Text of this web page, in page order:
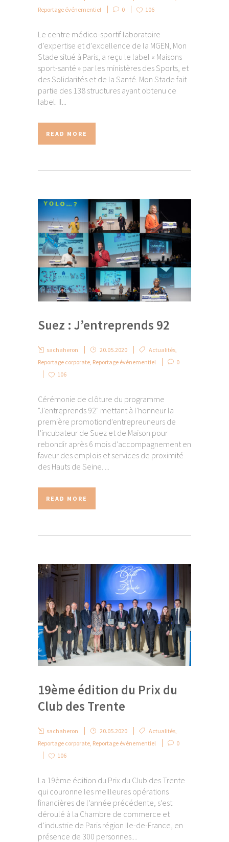
Reportage événementiel
0 106
Le centre médico-sportif laboratoire
d’expertise et d’excellence de la MGEN, Mon
Stade situé à Paris, a reçu le label « Maisons
sport-santé » par les ministères des Sports, et
des Solidarités et de la Santé. Mon Stade fait
partie des 138 structures ayant obtenu ce
label. Il...
READ MORE
Suez : J’entreprends 92
sachaheron 20.05.2020 Actualités
Reportage corporate Reportage événementiel
0
106
Cérémonie de clôture du programme
"J'entreprends 92" mettant à l'honneur la
première promotiond'entrepreuneurs de
l'incubateur de Suez et de Maison pour
rebondir après 6 mois d’accompagnement en
faveur des emplois et services de proximité
des Hauts de Seine. ...
READ MORE
19ème édition du Prix du
Club des Trente
sachaheron 20.05.2020 Actualités
Reportage corporate Reportage événementiel
0
106
La 19ème édition du Prix du Club des Trente
qui couronne les meilleures opérations
financières de l’année précédente, s’est
déroulé à la Chambre de commerce et
d’industrie de Paris région Ile-de-France, en
présence de 300 personnes....